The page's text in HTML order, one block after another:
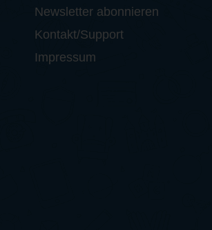
Newsletter abonnieren
Kontakt/Support
Impressum